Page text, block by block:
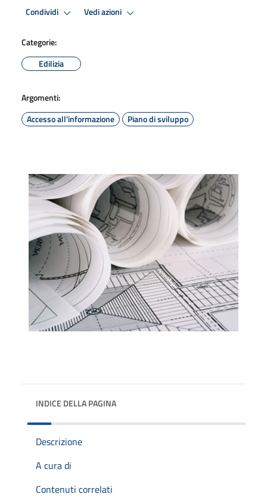
Condividi Vedi azioni
Categorie:
Edilizia
Argomenti:
Accesso all'informazione
Piano di sviluppo
INDICE DELLA PAGINA
Descrizione
A cura di
Contenuti correlati